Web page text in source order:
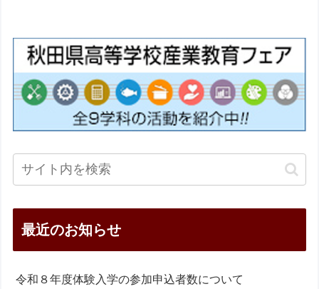
最近のお知らせ
令和８年度体験入学の参加申込者数について